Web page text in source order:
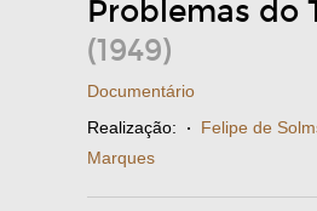
Problemas do
(1949)
Documentário
Realização: · Felipe de
Marques